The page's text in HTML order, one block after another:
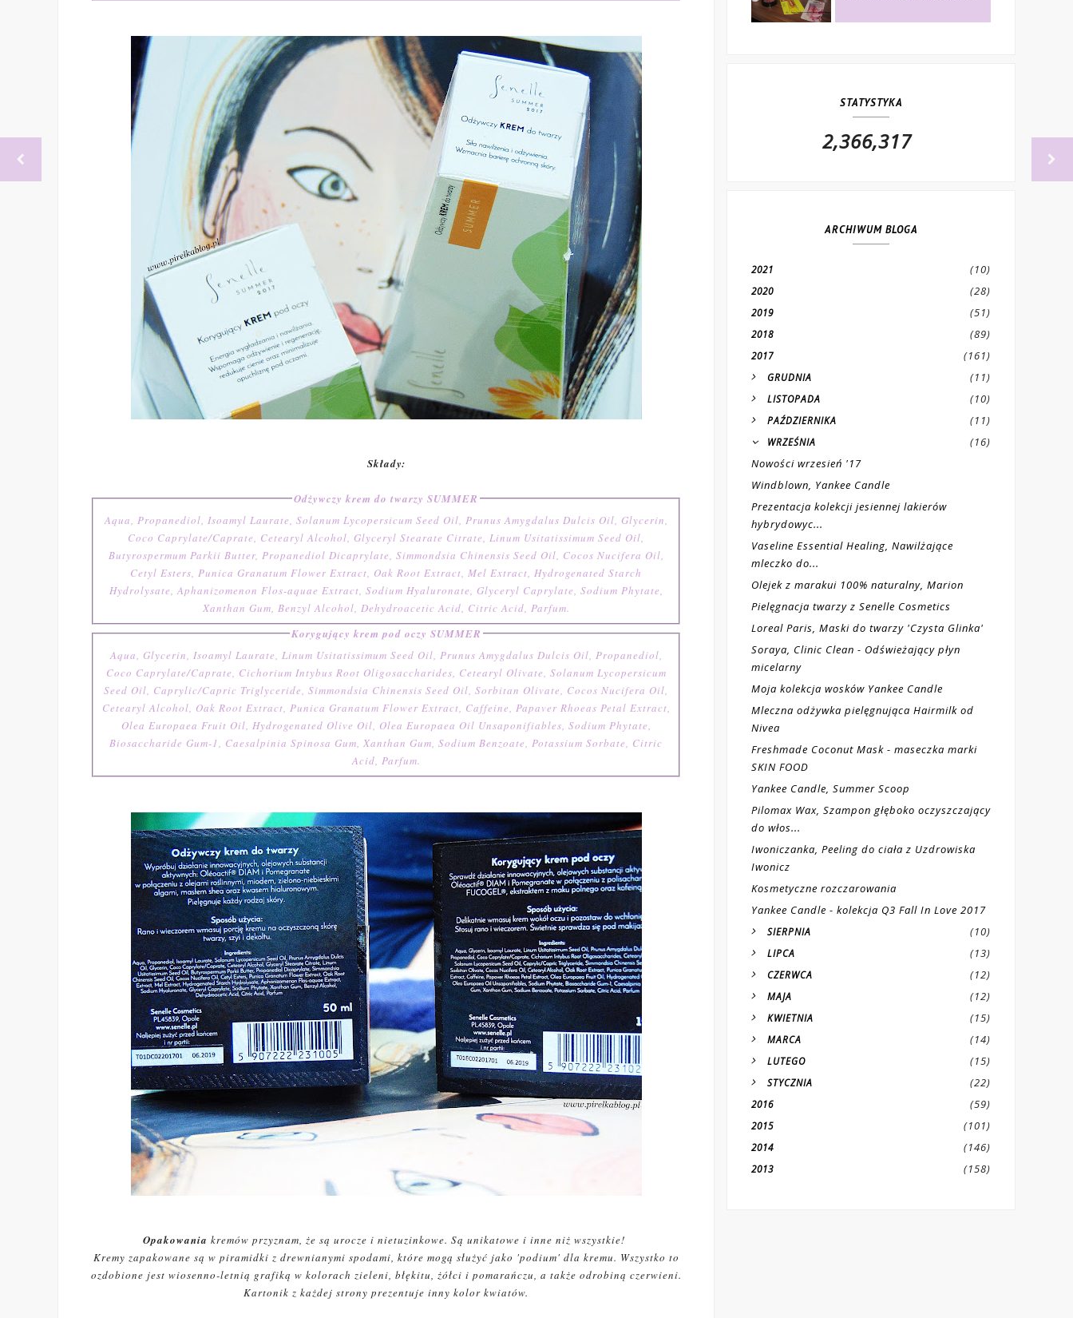
Składy:
Odżywczy krem do twarzy SUMMER
Aqua, Propanediol, Isoamyl Laurate, Solanum Lycopersicum Seed Oil, Prunus Amygdalus Dulcis Oil, Glycerin,
Coco Caprylate/Caprate, Cetearyl Alcohol, Glyceryl Stearate Citrate, Linum Usitatissimum Seed Oil,
Butyrospermum Parkii Butter, Propanediol Dicaprylate, Simmondsia Chinensis Seed Oil, Cocos Nucifera Oil,
Cetyl Esters, Punica Granatum Flower Extract, Oak Root Extract, Mel Extract, Hydrogenated Starch
Hydrolysate, Aphanizomenon Flos-aquae Extract, Sodium Hyaluronate, Glyceryl Caprylate, Sodium Phytate,
Xanthan Gum, Benzyl Alcohol, Dehydroacetic Acid, Citric Acid, Parfum.
Korygujący krem pod oczy SUMMER
Aqua, Glycerin, Isoamyl Laurate, Linum Usitatissimum Seed Oil, Prunus Amygdalus Dulcis Oil, Propanediol,
Coco Caprylate/Caprate, Cichorium Intybus Root Oligosaccharides, Cetearyl Olivate, Solanum Lycopersicum
Seed Oil, Caprylic/Capric Triglyceride, Simmondsia Chinensis Seed Oil, Sorbitan Olivate, Cocos Nucifera Oil,
Cetearyl Alcohol, Oak Root Extract, Punica Granatum Flower Extract, Caffeine, Papaver Rhoeas Petal Extract,
Olea Europaea Fruit Oil, Hydrogenated Olive Oil, Olea Europaea Oil Unsaponifiables, Sodium Phytate,
Biosaccharide Gum-1, Caesalpinia Spinosa Gum, Xanthan Gum, Sodium Benzoate, Potassium Sorbate, Citric
Acid, Parfum.
Opakowania kremów przyznam, że są urocze i nietuzinkowe. Są unikatowe i inne niż wszystkie!
Kremy zapakowane są w piramidki z drewnianymi spodami, które mogą służyć jako 'podium' dla kremu. Wszystko to
ozdobione jest wiosenno-letnią grafiką w kolorach zieleni, błękitu, żółci i pomarańczu, a także odrobiną czerwieni.
Kartonik z każdej strony prezentuje inny kolor kwiatów.
STATYSTYKA
2,366,317
ARCHIWUM BLOGA
2021 (10)
2020 (28)
2019 (51)
2018 (89)
2017 (161)
GRUDNIA (11)
LISTOPADA (10)
PAŹDZIERNIKA (11)
WRZEŚNIA
(16)
Nowości wrzesień '17
Windblown, Yankee Candle
Prezentacja kolekcji jesiennej lakierów
hybrydowyc...
Vaseline Essential Healing, Nawilżające
mleczko do...
Olejek z marakui 100% naturalny, Marion
Pielęgnacja twarzy z Senelle Cosmetics
Loreal Paris, Maski do twarzy 'Czysta Glinka'
Soraya, Clinic Clean - Odświeżający płyn
micelarny
Moja kolekcja wosków Yankee Candle
Mleczna odżywka pielęgnująca Hairmilk od
Nivea
Freshmade Coconut Mask - maseczka marki
SKIN FOOD
Yankee Candle, Summer Scoop
Pilomax Wax, Szampon głęboko oczyszczający
do włos...
Iwoniczanka, Peeling do ciała z Uzdrowiska
Iwonicz
Kosmetyczne rozczarowania
Yankee Candle - kolekcja Q3 Fall In Love 2017
SIERPNIA (10)
LIPCA (13)
CZERWCA (12)
MAJA (12)
KWIETNIA (15)
MARCA (14)
LUTEGO (15)
STYCZNIA (22)
2016 (59)
2015 (101)
2014 (146)
2013 (158)